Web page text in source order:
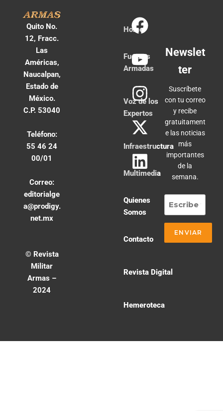
Quito No.
12, Fracc.
Las
Américas,
Naucalpan,
Estado de
México.
C.P. 53040
Teléfono:
55 46 24
00/01
Correo:
editorialge
a@prodigy.
net.mx
© Revista
Militar
Armas –
2024
Home
Fuerzas
Armadas
Voz de los
Expertos
Infraestructura
Multimedia
Quienes
Somos
Contacto
Revista Digital
Hemeroteca
Newslet
ter
Suscríbete
con tu correo
y recibe
gratuitament
e las noticias
más
importantes
de la
semana.